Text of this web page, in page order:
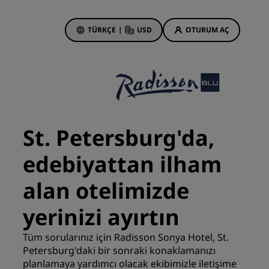
TÜRKÇE | USD OTURUM AÇ
Otel Fırsatları
İlk seferin büyüsü
Deals of the Day
Erken rezervasyon
Paketlerimize göz atın
Seyahat fikirleri
Aile dostu oteller
St. Petersburg'da,
edebiyattan ilham
alan otelimizde
yerinizi ayırtın
Tüm sorularınız için Radisson Sonya Hotel, St.
Petersburg'daki bir sonraki konaklamanızı
planlamaya yardımcı olacak ekibimizle iletişime